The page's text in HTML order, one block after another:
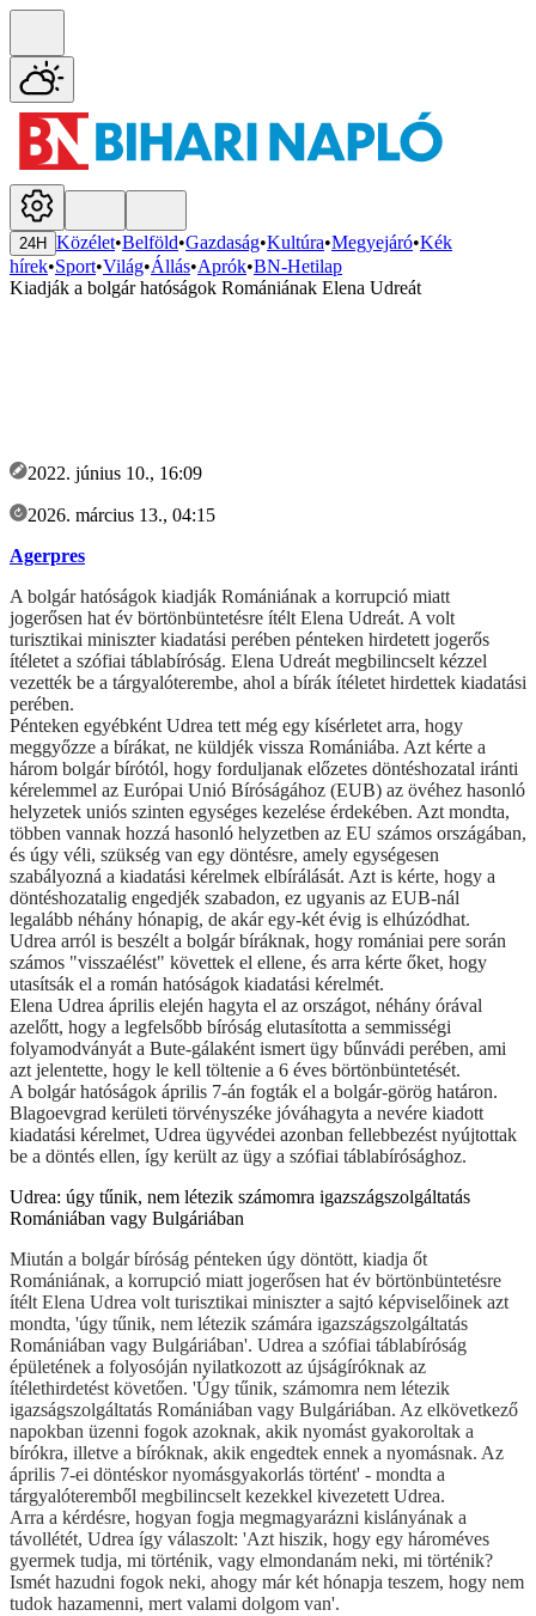
24H Közélet•Belföld•Gazdaság•Kultúra•Megyejáró•Kék
hírek•Sport•Világ•Állás•Aprók•BN-Hetilap
Kiadják a bolgár hatóságok Romániának Elena Udreát
2022. június 10., 16:09
2026. március 13., 04:15
Agerpres
A bolgár hatóságok kiadják Romániának a korrupció miatt
jogerősen hat év börtönbüntetésre ítélt Elena Udreát. A volt
turisztikai miniszter kiadatási perében pénteken hirdetett jogerős
ítéletet a szófiai táblabíróság. Elena Udreát megbilincselt kézzel
vezették be a tárgyalóterembe, ahol a bírák ítéletet hirdettek kiadatási
perében.
Pénteken egyébként Udrea tett még egy kísérletet arra, hogy
meggyőzze a bírákat, ne küldjék vissza Romániába. Azt kérte a
három bolgár bírótól, hogy forduljanak előzetes döntéshozatal iránti
kérelemmel az Európai Unió Bíróságához (EUB) az övéhez hasonló
helyzetek uniós szinten egységes kezelése érdekében. Azt mondta,
többen vannak hozzá hasonló helyzetben az EU számos országában,
és úgy véli, szükség van egy döntésre, amely egységesen
szabályozná a kiadatási kérelmek elbírálását. Azt is kérte, hogy a
döntéshozatalig engedjék szabadon, ez ugyanis az EUB-nál
legalább néhány hónapig, de akár egy-két évig is elhúzódhat.
Udrea arról is beszélt a bolgár bíráknak, hogy romániai pere során
számos "visszaélést" követtek el ellene, és arra kérte őket, hogy
utasítsák el a román hatóságok kiadatási kérelmét.
Elena Udrea április elején hagyta el az országot, néhány órával
azelőtt, hogy a legfelsőbb bíróság elutasította a semmisségi
folyamodványát a Bute-gálaként ismert ügy bűnvádi perében, ami
azt jelentette, hogy le kell töltenie a 6 éves börtönbüntetését.
A bolgár hatóságok április 7-án fogták el a bolgár-görög határon.
Blagoevgrad kerületi törvényszéke jóváhagyta a nevére kiadott
kiadatási kérelmet, Udrea ügyvédei azonban fellebbezést nyújtottak
be a döntés ellen, így került az ügy a szófiai táblabírósághoz.
Udrea: úgy tűnik, nem létezik számomra igazszágszolgáltatás
Romániában vagy Bulgáriában
Miután a bolgár bíróság pénteken úgy döntött, kiadja őt
Romániának, a korrupció miatt jogerősen hat év börtönbüntetésre
ítélt Elena Udrea volt turisztikai miniszter a sajtó képviselőinek azt
mondta, 'úgy tűnik, nem létezik számára igazszágszolgáltatás
Romániában vagy Bulgáriában'. Udrea a szófiai táblabíróság
épületének a folyosóján nyilatkozott az újságíróknak az
ítélethirdetést követően. 'Úgy tűnik, számomra nem létezik
igazságszolgáltatás Romániában vagy Bulgáriában. Az elkövetkező
napokban üzenni fogok azoknak, akik nyomást gyakoroltak a
bírókra, illetve a bíróknak, akik engedtek ennek a nyomásnak. Az
április 7-ei döntéskor nyomásgyakorlás történt' - mondta a
tárgyalóteremből megbilincselt kezekkel kivezetett Udrea.
Arra a kérdésre, hogyan fogja megmagyarázni kislányának a
távollétét, Udrea így válaszolt: 'Azt hiszik, hogy egy hároméves
gyermek tudja, mi történik, vagy elmondanám neki, mi történik?
Ismét hazudni fogok neki, ahogy már két hónapja teszem, hogy nem
tudok hazamenni, mert valami dolgom van'.